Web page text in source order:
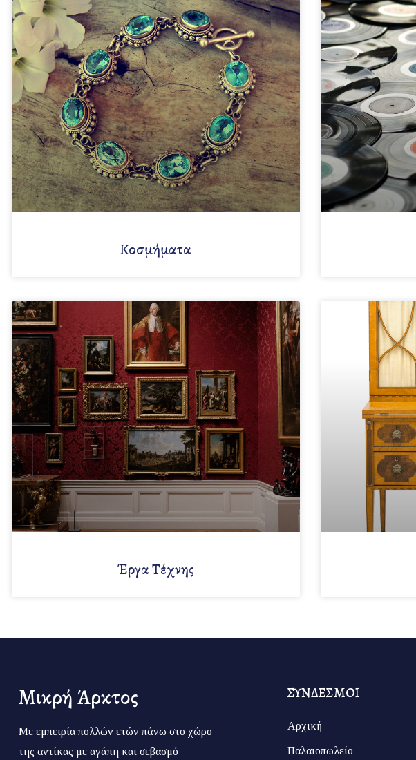
Κοσμήματα
Έργα Τέχνης
Μικρή Άρκτος
Με εμπειρία πολλών ετών πάνω στο χώρο
της αντίκας με αγάπη και σεβασμό
ΣΥΝΔΕΣΜΟΙ
Αρχική
Παλαιοπωλείο